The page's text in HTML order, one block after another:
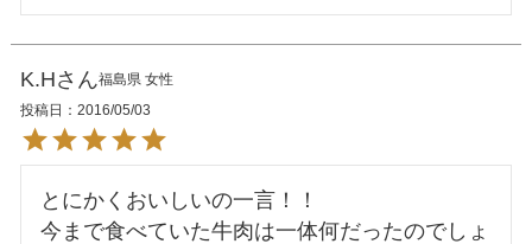
K.H 福島県 女性
投稿日
2016/05/03
とにかくおいしいの一言！！
今まで食べていた牛肉は一体何だったのでしょ